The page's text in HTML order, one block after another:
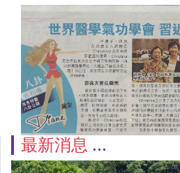
最新消息